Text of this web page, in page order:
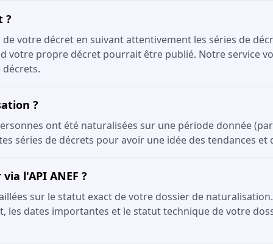
?
votre décret en suivant attentivement les séries de
votre propre décret pourrait être publié. Notre service
?
ont été naturalisées sur une période donnée (par
séries de décrets pour avoir une idée des tendances et
l'API ANEF ?
sur le statut exact de votre dossier de
les dates importantes et le statut technique de votre